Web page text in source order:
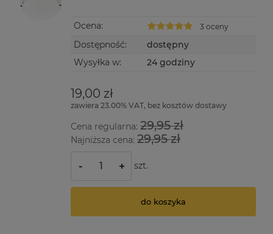
Ocena: 3 oceny
Dostępność:
dostępny
Wysyłka w:
24 godziny
19,00 zł
zawiera 23.00% VAT, bez kosztów dostawy
Cena regularna:29,95 zł
Najniższa cena:29,95 zł
- + szt.
do koszyka